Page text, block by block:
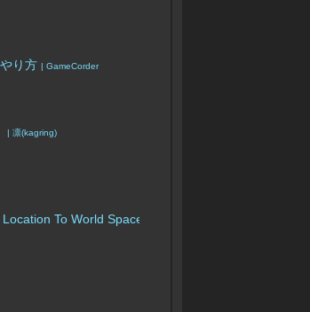
り方 | GameCorder
| 凛(kagring)
To World Space）